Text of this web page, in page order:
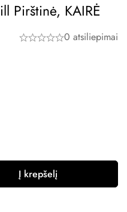
Pirštinė, KAIRĖ
0 atsiliepimai
Į krepšelį